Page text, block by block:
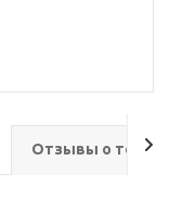
Отзывы о